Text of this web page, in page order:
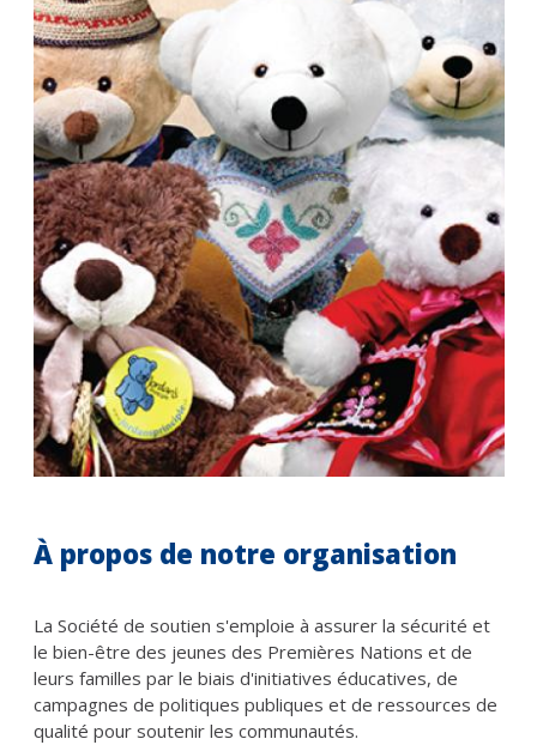
À propos de notre organisation
La Société de soutien s'emploie à assurer la sécurité et
le bien-être des jeunes des Premières Nations et de
leurs familles par le biais d'initiatives éducatives, de
campagnes de politiques publiques et de ressources de
qualité pour soutenir les communautés.